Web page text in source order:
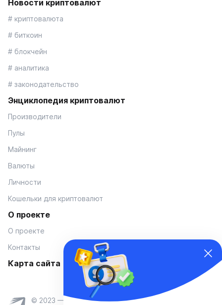
Новости криптовалют
# криптовалюта
# биткоин
# блокчейн
# аналитика
# законодательство
Энциклопедия криптовалют
Производители
Пулы
Майнинг
Валюты
Личности
Кошельки для криптовалют
О проекте
О проекте
Контакты
Карта сайта
© 2023 — Coinmania